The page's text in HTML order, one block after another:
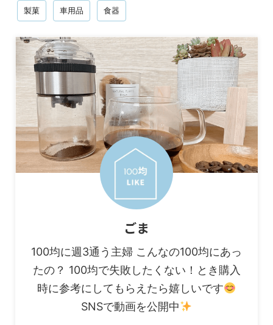
製菓 車用品 食器
ごま
100均に週3通う主婦 こんなの100均にあっ
たの？ 100均で失敗したくない！とき購入
時に参考にしてもらえたら嬉しいです
SNSで動画を公開中